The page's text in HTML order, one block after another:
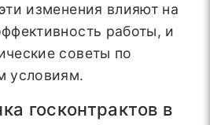
изменения влияют на
работы, и
советы по
условиям.
госконтрактов в